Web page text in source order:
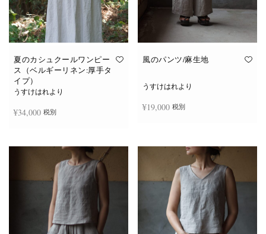
夏のカシュクールワンピー
ス（ベルギーリネン:厚手タ
イプ）
うすけはれより
¥34,000 税別
風のパンツ/麻生地
うすけはれより
¥19,000 税別